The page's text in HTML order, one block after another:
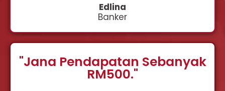
Edlina
Banker
"Jana Pendapatan Sebanyak
RM500."